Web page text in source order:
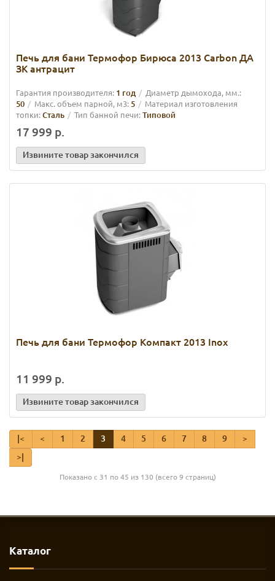
Печь для бани Термофор Бирюса 2013 Carbon ДА
ЗК антрацит
Гарантия производителя: 1 год Диаметр дымохода, мм.:
50 Макс. объем парной, м3:5
Материал изготовления
топки:Сталь Тип банной печи:Типовой
17 999 р.
Извините товар закончился
Печь для бани Термофор Компакт 2013 Inox
11 999 р.
Извините товар закончился
|< < 1 2 3 4 5 6 7 8 9
>
>|
Показано с 31 по 45 из 130 (всего 9 страниц)
Каталог